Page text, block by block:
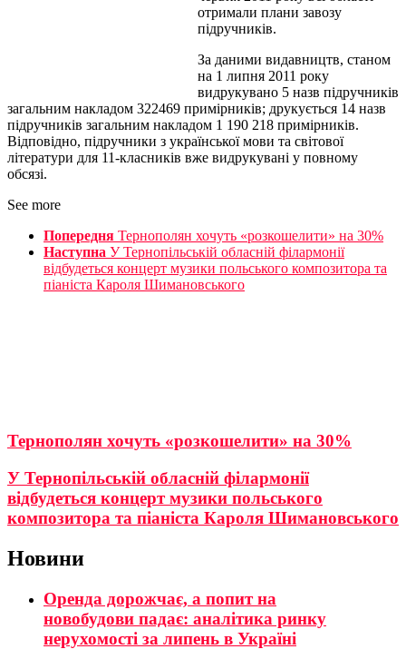
отримали плани завозу
підручників.
За даними видавництв, станом
на 1 липня 2011 року
видрукувано 5 назв підручників
загальним накладом 322469 примірників; друкується 14 назв
підручників загальним накладом 1 190 218 примірників.
Відповідно, підручники з української мови та світової
літератури для 11-класників вже видрукувані у повному
обсязі.
See more
Попередня Тернополян хочуть «розкошелити» на 30%
Наступна У Тернопільській обласній філармонії
відбудеться концерт музики польського композитора та
піаніста Кароля Шимановського
Тернополян хочуть «розкошелити» на 30%
У Тернопільській обласній філармонії
відбудеться концерт музики польського
композитора та піаніста Кароля Шимановського
Новини
Оренда дорожчає, а попит на
новобудови падає: аналітика ринку
нерухомості за липень в Україні